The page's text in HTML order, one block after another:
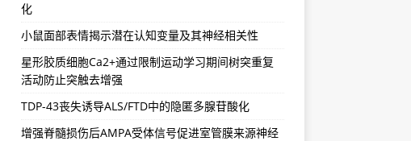
化
小鼠面部表情揭示潜在认知变量及其神经相关性
星形胶质细胞Ca2+通过限制运动学习期间树突重复
活动防止突触去增强
TDP-43丧失诱导ALS/FTD中的隐匿多腺苷酸化
增强脊髓损伤后AMPA受体信号促进室管膜来源神经